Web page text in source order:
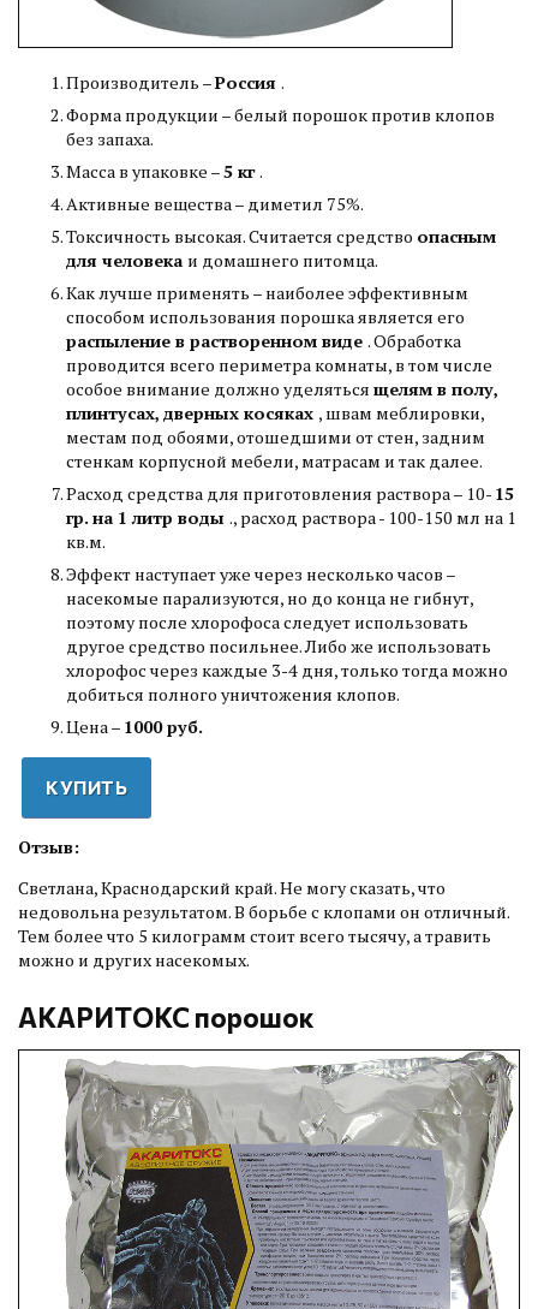
Производитель –Россия .
Форма продукции – белый порошок против клопов
без запаха.
Масса в упаковке –5 кг.
Активные вещества – диметил 75%.
Токсичность высокая. Считается средство опасным
для человека и домашнего питомца.
Как лучше применять – наиболее эффективным
способом использования порошка является его
распыление в растворенном виде . Обработка
проводится всего периметра комнаты, в том числе
особое внимание должно уделяться щелям в полу,
плинтусах, дверных косяках , швам меблировки,
местам под обоями, отошедшими от стен, задним
стенкам корпусной мебели, матрасам и так далее.
Расход средства для приготовления раствора – 10- 15
гр. на 1 литр воды ., расход раствора - 100-150 мл на 1
кв.м.
Эффект наступает уже через несколько часов –
насекомые парализуются, но до конца не гибнут,
поэтому после хлорофоса следует использовать
другое средство посильнее. Либо же использовать
хлорофос через каждые 3-4 дня, только тогда можно
добиться полного уничтожения клопов.
Цена – 1000 руб.
КУПИТЬ
Отзыв:
Светлана, Краснодарский край. Не могу сказать, что
недовольна результатом. В борьбе с клопами он отличный.
Тем более что 5 килограмм стоит всего тысячу, а травить
можно и других насекомых.
АКАРИТОКС порошок